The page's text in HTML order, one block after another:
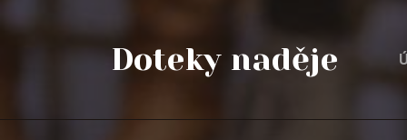
Doteky naděje